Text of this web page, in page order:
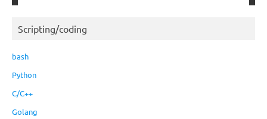
Scripting/coding
bash
Python
C/C++
Golang